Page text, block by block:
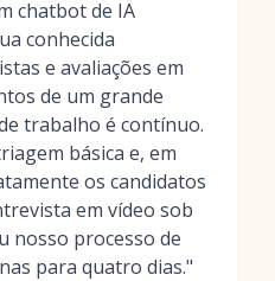
chatbot de IA
conhecida
e avaliações em
de um grande
trabalho é contínuo.
básica e, em
os candidatos
em vídeo sob
nosso processo de
para quatro dias."